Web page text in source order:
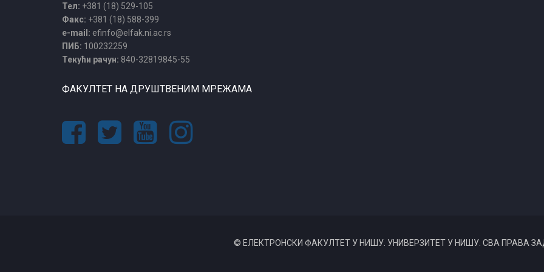
Тел: +381 (18) 529-105
Факс: +381 (18) 588-399
e-mail: efinfo@elfak.ni.ac.rs
ПИБ: 100232259
Текући рачун: 840-32819845-55
ФАКУЛТЕТ НА ДРУШТВЕНИМ МРЕЖАМА
© ЕЛЕКТРОНСКИ ФАКУЛТЕТ У НИШУ. УНИВЕРЗИТЕТ У НИШУ. СВА ПРАВА